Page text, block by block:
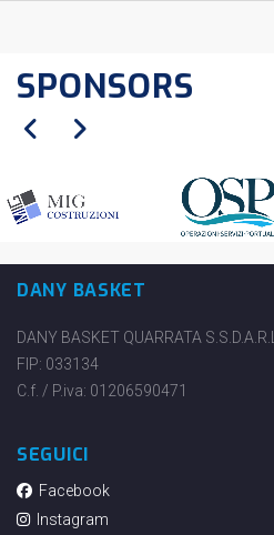
SPONSORS
DANY BASKET
DANY BASKET QUARRATA S.S.D.A.R.L.
FIP: 033134
C.f. / P.iva: 01206590471
SEGUICI
Facebook
Instagram